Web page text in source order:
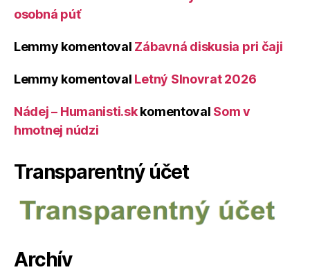
osobná púť
Lemmy komentoval Zábavná diskusia pri čaji
Lemmy komentoval Letný Slnovrat 2026
Nádej – Humanisti.skkomentoval Som v
hmotnej núdzi
Transparentný účet
Archív